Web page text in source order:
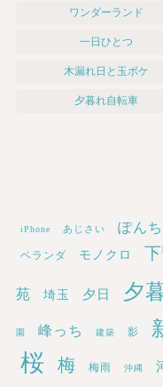
ワンダーランド
一日ひとつ
木漏れ日と玉ボケ
夕暮れ自転車
iPhone あじさい ぽんち
ベランダ モノクロ
苑 埼玉 夕日 夕
園 峰っち 建築 影
桜 梅 梅雨 沖縄